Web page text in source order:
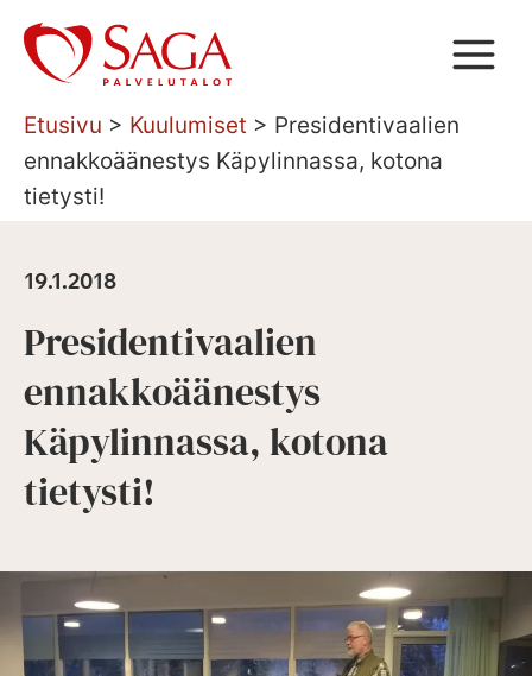
Siirry
sisältöön
Etusivu > Kuulumiset > Presidentivaalien
ennakkoäänestys Käpylinnassa, kotona
tietysti!
19.1.2018
Presidentivaalien
ennakkoäänestys
Käpylinnassa, kotona
tietysti!